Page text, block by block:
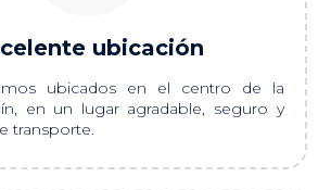
ubicación
ubicados en el centro de la
en un lugar agradable, seguro y
transporte.